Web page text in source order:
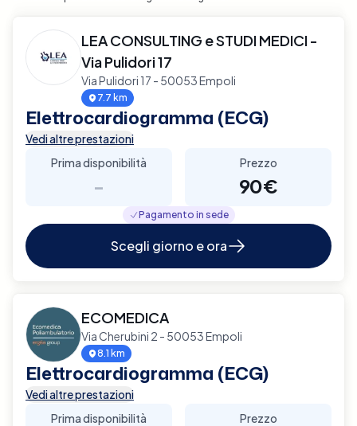
LEA CONSULTING e STUDI MEDICI -
Via Pulidori 17
Via Pulidori 17 - 50053 Empoli
7.7 km
Elettrocardiogramma (ECG)
Vedi altre prestazioni
Prima disponibilità
-
Prezzo
90€
Pagamento in sede
Scegli giorno e ora
ECOMEDICA
Via Cherubini 2 - 50053 Empoli
8.1 km
Elettrocardiogramma (ECG)
Vedi altre prestazioni
Prima disponibilità
Prezzo